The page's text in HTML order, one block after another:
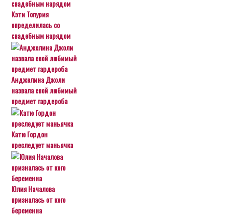
Кэти Топурия
определилась со
свадебным нарядом
Анджелина Джоли
назвала свой любимый
предмет гардероба
Катю Гордон
преследует маньячка
Юлия Началова
призналась от кого
беременна